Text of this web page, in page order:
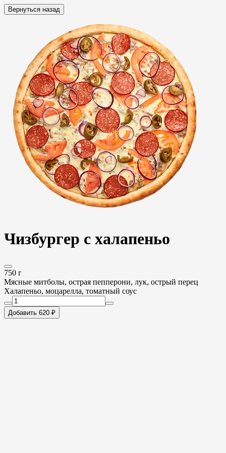
Вернуться назад
Чизбургер с халапеньо
750 г
Мясные митболы, острая пепперони, лук, острый перец
Халапеньо, моцарелла, томатный соус
Добавить 620 ₽